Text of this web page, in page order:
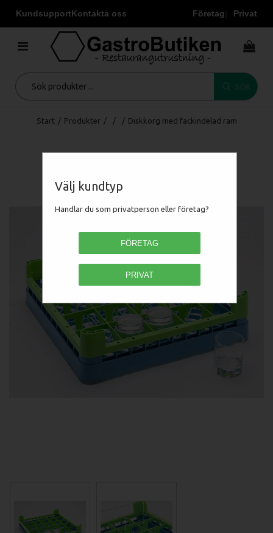
KundsupportKontakta oss Företag Privat
Välj kundtyp
Handlar du som privatperson eller företag?
FÖRETAG
PRIVAT
Start / Produkter / / / Diskkorg med fackindelad ram